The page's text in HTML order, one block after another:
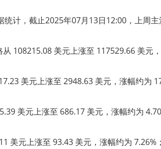
统计，截止2025年07月13日12:00，上周主
从 108215.08 美元上涨至 117529.66 美元
美元上涨至 2948.63 美元，涨幅约为
美元上涨至 686.17 美元，涨幅约为
美元上涨至 93.43 美元，涨幅约为 7.26%；